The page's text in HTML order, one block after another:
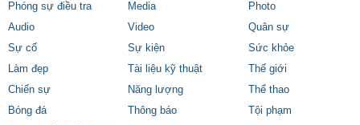
Phóng sự điều tra
Media
Photo
Audio
Video
Quân sự
Sự cố
Sự kiện
Sức khỏe
Làm đẹp
Tài liệu kỹ thuật
Thế giới
Chiến sự
Năng lượng
Thể thao
Bóng đá
Thông báo
Tội phạm